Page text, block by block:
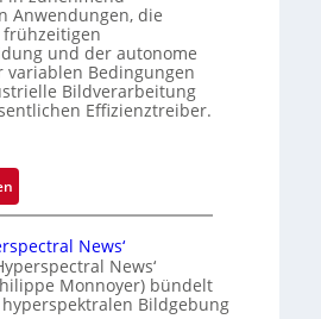
g
a
u
s
Anwendungen, die
frühzeitigen
und der autonome
variablen Bedingungen
Bildverarbeitung
Effizienztreiber.
Z
v
e
r
News‘
News‘
Monnoyer) bündelt
Bildgebung